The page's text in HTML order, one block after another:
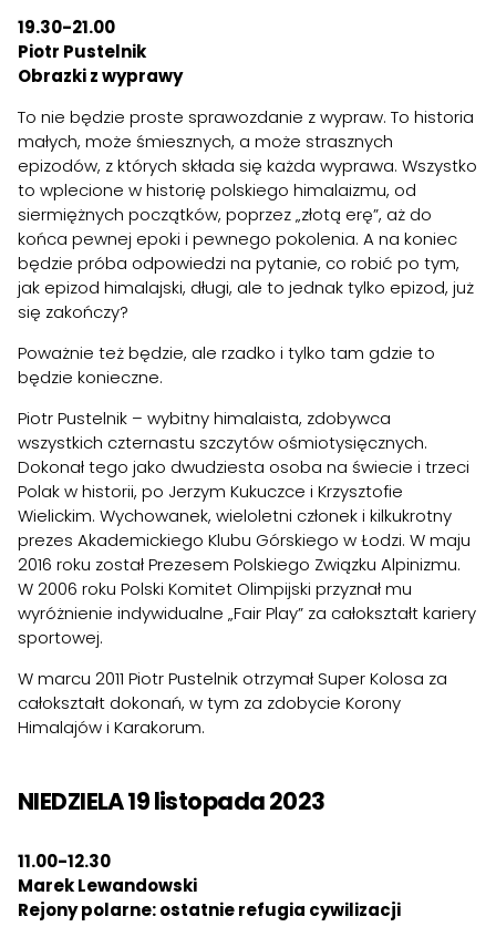
19.30-21.00
Piotr Pustelnik
Obrazki z wyprawy
To nie będzie proste sprawozdanie z wypraw. To historia
małych, może śmiesznych, a może strasznych
epizodów, z których składa się każda wyprawa. Wszystko
to wplecione w historię polskiego himalaizmu, od
siermiężnych początków, poprzez „złotą erę”, aż do
końca pewnej epoki i pewnego pokolenia. A na koniec
będzie próba odpowiedzi na pytanie, co robić po tym,
jak epizod himalajski, długi, ale to jednak tylko epizod, już
się zakończy?
Poważnie też będzie, ale rzadko i tylko tam gdzie to
będzie konieczne.
Piotr Pustelnik – wybitny himalaista, zdobywca
wszystkich czternastu szczytów ośmiotysięcznych.
Dokonał tego jako dwudziesta osoba na świecie i trzeci
Polak w historii, po Jerzym Kukuczce i Krzysztofie
Wielickim. Wychowanek, wieloletni członek i kilkukrotny
prezes Akademickiego Klubu Górskiego w Łodzi. W maju
2016 roku został Prezesem Polskiego Związku Alpinizmu.
W 2006 roku Polski Komitet Olimpijski przyznał mu
wyróżnienie indywidualne „Fair Play” za całokształt kariery
sportowej.
W marcu 2011 Piotr Pustelnik otrzymał Super Kolosa za
całokształt dokonań, w tym za zdobycie Korony
Himalajów i Karakorum.
NIEDZIELA 19 listopada 2023
11.00-12.30
Marek Lewandowski
Rejony polarne: ostatnie refugia cywilizacji